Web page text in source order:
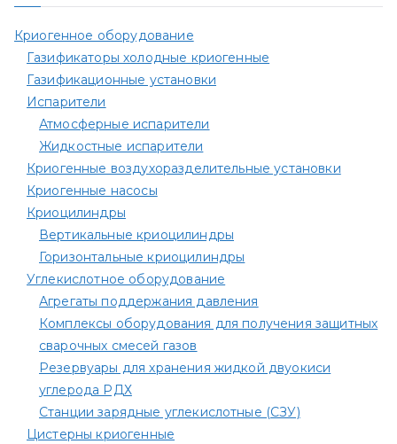
Криогенное оборудование
Газификаторы холодные криогенные
Газификационные установки
Испарители
Атмосферные испарители
Жидкостные испарители
Криогенные воздухоразделительные установки
Криогенные насосы
Криоцилиндры
Вертикальные криоцилиндры
Горизонтальные криоцилиндры
Углекислотное оборудование
Агрегаты поддержания давления
Комплексы оборудования для получения защитных
сварочных смесей газов
Резервуары для хранения жидкой двуокиси
углерода РДХ
Станции зарядные углекислотные (СЗУ)
Цистерны криогенные